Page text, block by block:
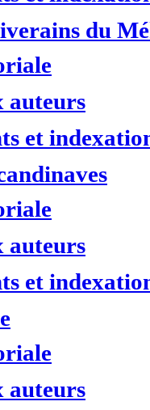
du
auteurs
et
auteurs
et
auteurs